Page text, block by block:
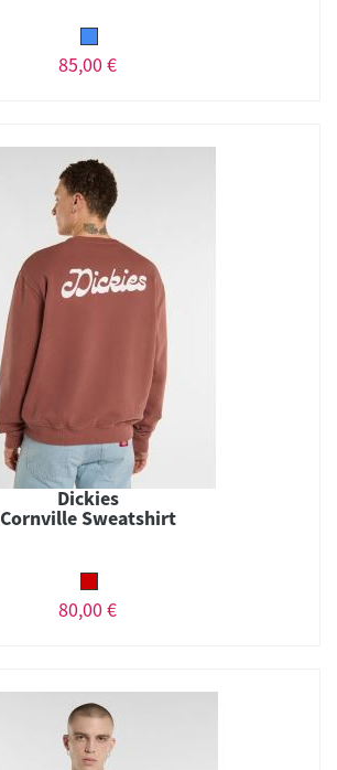
85,00 €
Dickies
Cornville Sweatshirt
80,00 €